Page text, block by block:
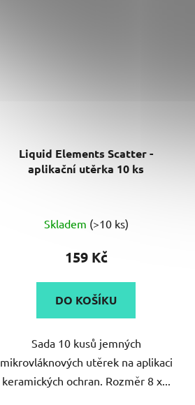
Liquid Elements Scatter -
aplikační utěrka 10 ks
Skladem (>10 ks)
159 Kč
DO KOŠÍKU
Sada 10 kusů jemných
mikrovláknových utěrek na aplikaci
keramických ochran. Rozměr 8 x...